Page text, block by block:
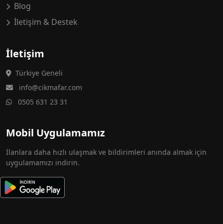
Blog
İletişim & Destek
İletişim
Türkiye Geneli
info@cikmafar.com
0505 631 23 31
Mobil Uygulamamız
İlanlara daha hızlı ulaşmak ve bildirimleri anında almak için
uygulamamızı indirin.